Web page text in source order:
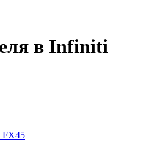
в Infiniti
FX45